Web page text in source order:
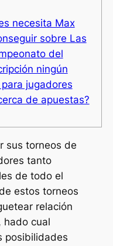
necesita Max
sobre Las
del
ningún
jugadores
de apuestas?
sus torneos de
tanto
de todo el
estos torneos
relación
hado cual
posibilidades